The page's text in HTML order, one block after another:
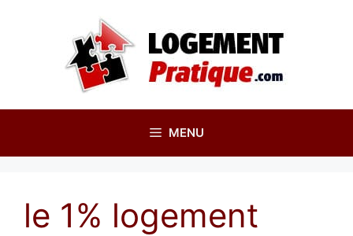
MENU
le 1% logement